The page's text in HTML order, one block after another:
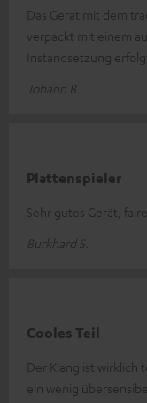
Das Gerät mit dem
verpackt mit einem
Instandsetzung
Johann B.
Plattenspieler
Sehr gutes Gerät,
Burkhard S.
Cooles Teil
Der Klang ist wirklich
ein wenig